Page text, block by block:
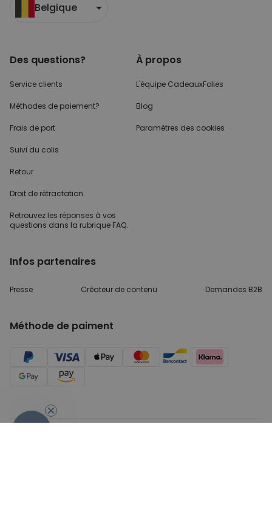
Belgique
Des questions?
Service clients
Méthodes de paiement?
Frais de port
Suivi du colis
Retour
Droit de rétractation
Retrouvez les réponses à vos
questions dans la rubrique FAQ.
À propos
L'équipe CadeauxFolies
Blog
Paramètres des cookies
Infos partenaires
Presse Créateur de contenu Demandes B2B
Méthode de paiment